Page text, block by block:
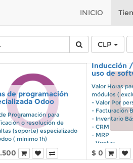
INICIO
CLP
de programación
Odoo
Programación para
o resolución de
(soporte) especializado
( mínimo 1h)
Inducción
uso de
Valor Horas
módulos (
- Valor Por
- Facturación
- Inventario
- CRM
- MRP
- Ventas
- Proyectos
- Contabilidad
$ 0